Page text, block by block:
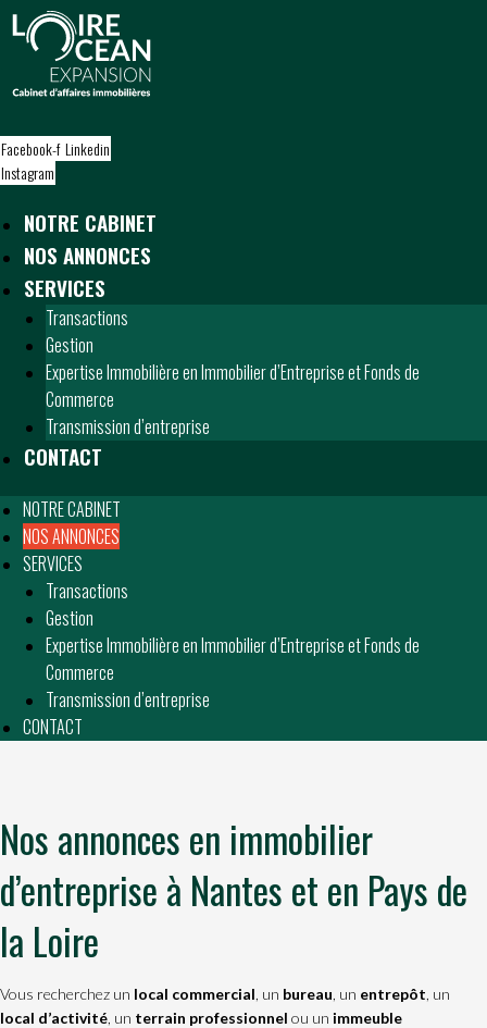
o
c
o
t
e
t
Facebook-f Linkedin
Instagram
NOTRE CABINET
NOS ANNONCES
SERVICES
Transactions
Gestion
Expertise Immobilière en Immobilier d’Entreprise et Fonds de
Commerce
Transmission d’entreprise
CONTACT
NOTRE CABINET
NOS ANNONCES
SERVICES
Transactions
Gestion
Expertise Immobilière en Immobilier d’Entreprise et Fonds de
Commerce
Transmission d’entreprise
CONTACT
Nos annonces en immobilier
d’entreprise à Nantes et en Pays de
la Loire
Vous recherchez un local commercial , un bureau , un entrepôt , un
local d’activité , un terrain professionnel ou un immeuble